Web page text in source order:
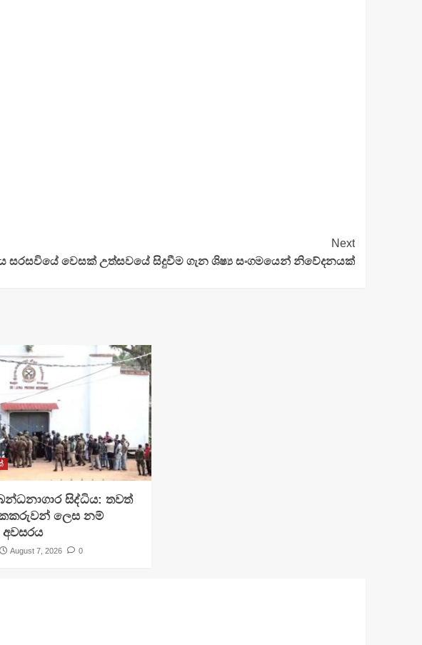
Next
සරසවියේ වෙසක් උත්සවයේ සිදුවීම ගැන ශිෂ්‍ය සංගමයෙන් නිවේදනයක්
සිද්ධිය: තවත්
ලෙස නම්
August 7, 2026 0